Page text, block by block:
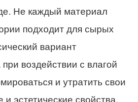
Не каждый материал
подходит для сырых
вариант
при воздействии с влагой
и утратить свои